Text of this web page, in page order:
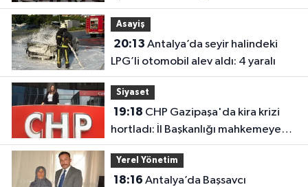
Asayiş
20:13
LPG’li otomobil alev aldı: 4 yaralı
Siyaset
19:18
hortladı: İl Başkanlığı mahkemeye
gitti
Yerel Yönetim
18:16